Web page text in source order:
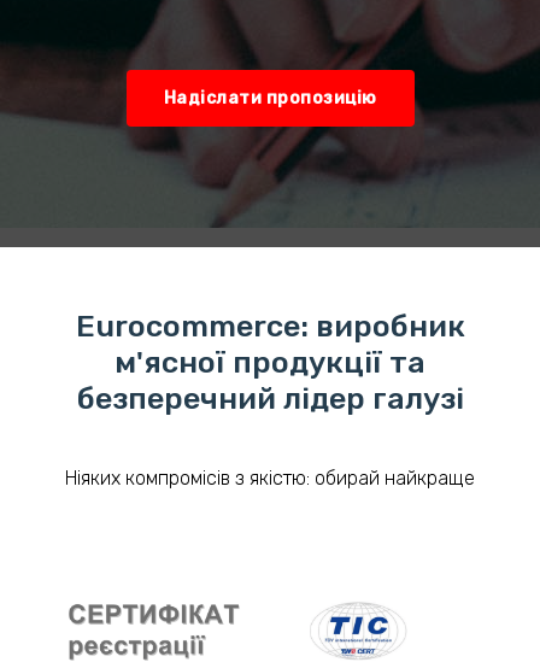
Надіслати пропозицію
Eurocommerce: виробник
м'ясної продукції та
безперечний лідер галузі
Ніяких компромісів з якістю: обирай найкраще